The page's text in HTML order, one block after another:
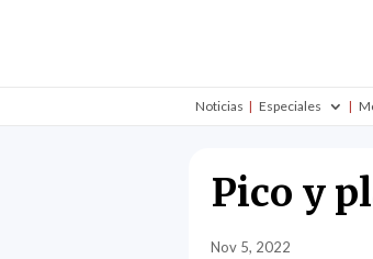
Noticias Especiales
Pico y
Nov 5, 2022